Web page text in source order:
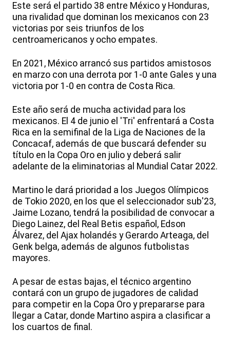
Este será el partido 38 entre México y Honduras,
una rivalidad que dominan los mexicanos con 23
victorias por seis triunfos de los
centroamericanos y ocho empates.
En 2021, México arrancó sus partidos amistosos
en marzo con una derrota por 1-0 ante Gales y una
victoria por 1-0 en contra de Costa Rica.
Este año será de mucha actividad para los
mexicanos. El 4 de junio el 'Tri' enfrentará a Costa
Rica en la semifinal de la Liga de Naciones de la
Concacaf, además de que buscará defender su
título en la Copa Oro en julio y deberá salir
adelante de la eliminatorias al Mundial Catar 2022.
Martino le dará prioridad a los Juegos Olímpicos
de Tokio 2020, en los que el seleccionador sub'23,
Jaime Lozano, tendrá la posibilidad de convocar a
Diego Lainez, del Real Betis español, Edson
Álvarez, del Ajax holandés y Gerardo Arteaga, del
Genk belga, además de algunos futbolistas
mayores.
A pesar de estas bajas, el técnico argentino
contará con un grupo de jugadores de calidad
para competir en la Copa Oro y prepararse para
llegar a Catar, donde Martino aspira a clasificar a
los cuartos de final.